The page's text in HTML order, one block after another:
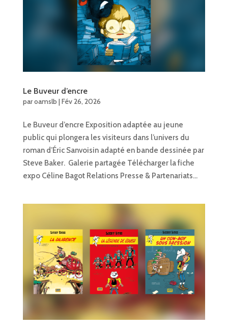
Le Buveur d’encre
paroamslb |Fév 26, 2026
Le Buveur d’encre Exposition adaptée au jeune
public qui plongera les visiteurs dans l’univers du
roman d’Éric Sanvoisin adapté en bande dessinée par
Steve Baker. Galerie partagée Télécharger la fiche
expo Céline Bagot Relations Presse & Partenariats...